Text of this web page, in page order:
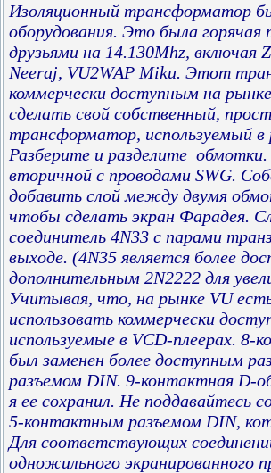
Изоляционный трансформатор
оборудования. Это была
друзьями на 14.130Mhz, включая
Neeraj, VU2WAP Miku. Этот
коммерчески доступным на
сделать свой собственный,
трансформатор, используемый
Разберите и разделите обмотки.
вторичной с проводами SWG.
добавить слой между двумя
чтобы сделать экран Фарадея.
соединитель 4N33 с парами
выходе. (4N35 является более
дополнительным 2N2222 для
Учитывая, что, на рынке VU
использовать коммерчески
используемые в VCD-плеерах.
был заменен более доступным
разъемом DIN. 9-контактная D-
я ее сохранил. Не поддавайтесь
5-контактным разъемом DIN,
Для соответствующих
одножильного экранированного